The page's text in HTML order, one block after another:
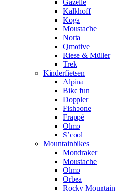
Gazelle
Kalkhoff
Koga
Moustache
Norta
Qmotive
Riese & Müller
Trek
Kinderfietsen
Alpina
Bike fun
Doppler
Fishbone
Frappé
Olmo
S’cool
Mountainbikes
Mondraker
Moustache
Olmo
Orbea
Rocky Mountain